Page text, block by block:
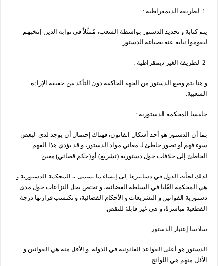
يتم كتابة و تحديد الدستور بواسطة الشعب، مُمثَّلاً في نوابه الذين إنتخبهم
ليقوموا نيابة عنه بصياغة الدستور.
و هنا يتم وضع الدستور من الجهة الحاكمة دون التأكد من حقيقة الإرادة
الشعبية.
خامسا المحكمة الدستورية :
بما أن الدستور هو أحد أشكال القانون، فهناك إحتمال أن يوجد لدى البعض
سوء فهم أو تصور خاطئ لـ معاني مواد الدستور، و قد يؤدي هذا الفهم
الخاطئ إلى خلافات حول دستورية (تشريع) أو (حكم قضائي) معين.
لذلك لجأت الدول في دساتيرها إلى إنشاء ما يسمى بـ المحكمة الدستورية و
هي المحكمة العُليا في السلطة القضائية، و تختص بحل النزاعات حول مدى
دستورية القوانين و التشريعات و الأحكام القضائية، و تكتسب قرارتها درجة
القطعية مباشرةً، و هي غير قابلة للنقض.
سادسا إعتبار الدستور
الدستور هو أعلى القواعد القانونية في الدولة، و الأقل منه هي القوانين و
الأقل منهم هي اللوائح .